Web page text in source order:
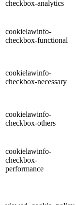
checkbox-analytics
cookielawinfo-
checkbox-functional
cookielawinfo-
checkbox-necessary
cookielawinfo-
checkbox-others
cookielawinfo-
checkbox-
performance